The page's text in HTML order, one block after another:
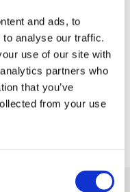
and ads, to
analyse our traffic.
use of our site with
partners who
that you’ve
from your use
120,
måtte til tagtelt
Reducerer fugt og
kondens
Placeres direkte under
madrassen